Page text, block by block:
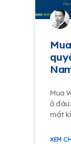
Mua
ở
mất
XEM